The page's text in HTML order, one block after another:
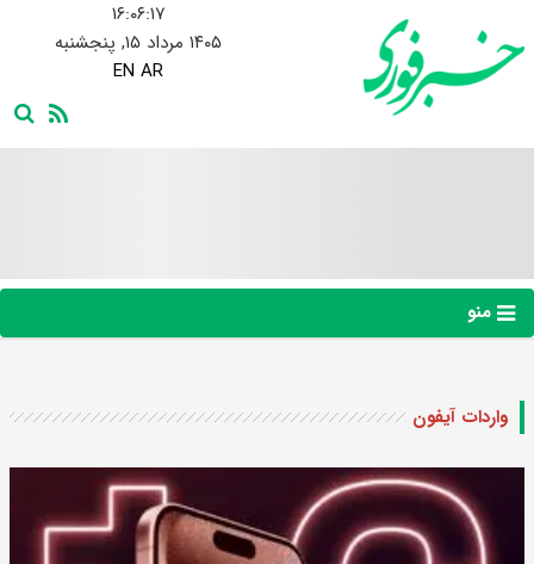
۱۶:۰۶:۱۸
۱۴۰۵ مرداد ۱۵, پنجشنبه
EN AR
منو
واردات آیفون